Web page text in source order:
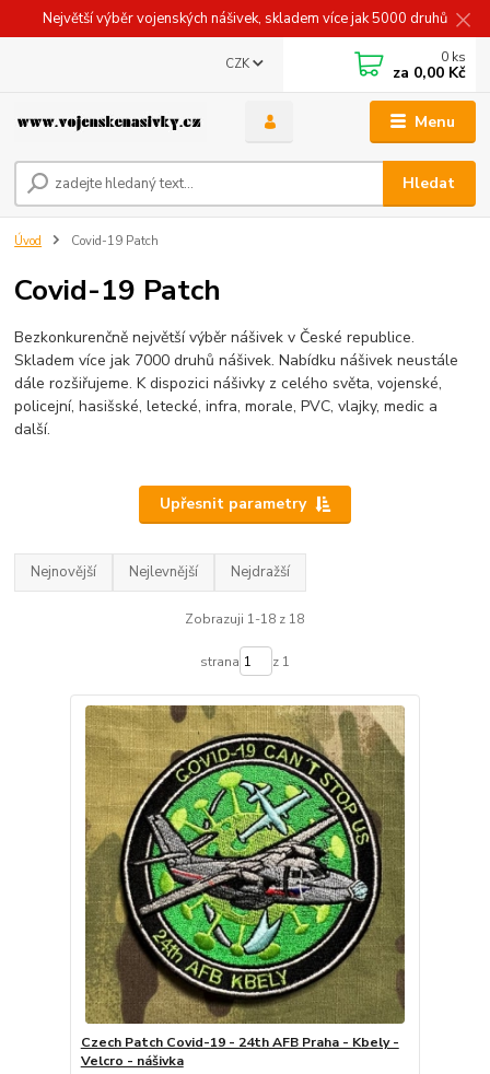
Největší výběr vojenských nášivek, skladem více jak 5000 druhů
Menu
CZK
Hledat
0 ks
za 0,00 Kč
Úvod Covid-19 Patch
Covid-19 Patch
Bezkonkurenčně největší výběr nášivek v České republice.
Skladem více jak 7000 druhů nášivek. Nabídku nášivek neustále
dále rozšiřujeme. K dispozici nášivky z celého světa, vojenské,
policejní, hasišské, letecké, infra, morale, PVC, vlajky, medic a
další.
Upřesnit parametry
Nejnovější Nejlevnější Nejdražší
Zobrazuji 1-18 z 18
strana z 1
Czech Patch Covid-19 - 24th AFB Praha - Kbely -
Velcro - nášivka